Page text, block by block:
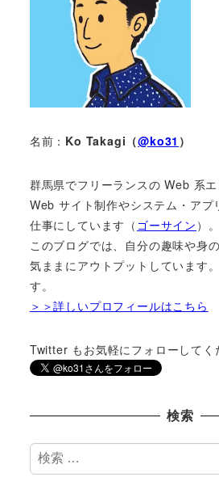
名前： Ko Takagi（@ko31 ）
群馬県でフリーランスの Web 系エ
Web サイト制作やシステム・アプ
仕事にしています（ ゴーサイン ）。
このブログでは、自分の趣味や身
気ままにアウトプットしています
す。
＞＞詳しいプロフィールはこちら
Twitter もお気軽にフォローしてく
検索
検
索